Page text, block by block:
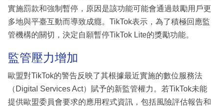
實施罰款和強制暫停，原因是該功能可能會通過鼓勵用戶更
多地與平臺互動而導致成癮。TikTok表示，為了積極回應監
管機構的關切，決定自願暫停TikTok Lite的獎勵功能。
監管壓力增加
歐盟對TikTok的警告反映了其根據最近實施的數位服務法
（Digital Services Act）賦予的新監管權力。若TikTok未能
提供歐盟委員會要求的應用程式資訊，包括風險評估報告和